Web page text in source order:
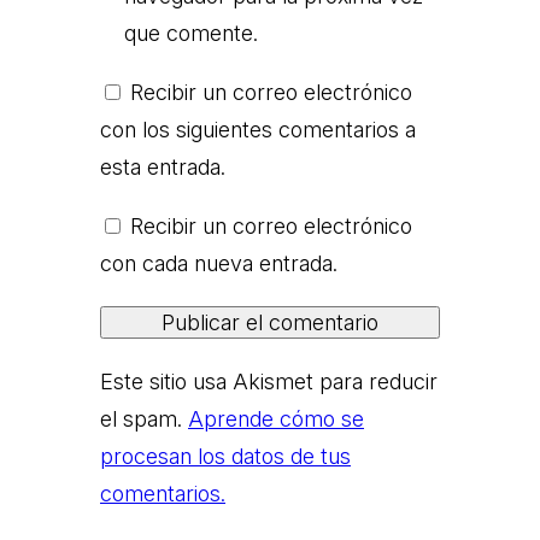
que comente.
Recibir un correo electrónico
con los siguientes comentarios a
esta entrada.
Recibir un correo electrónico
con cada nueva entrada.
Este sitio usa Akismet para reducir
el spam. Aprende cómo se
procesan los datos de tus
comentarios.